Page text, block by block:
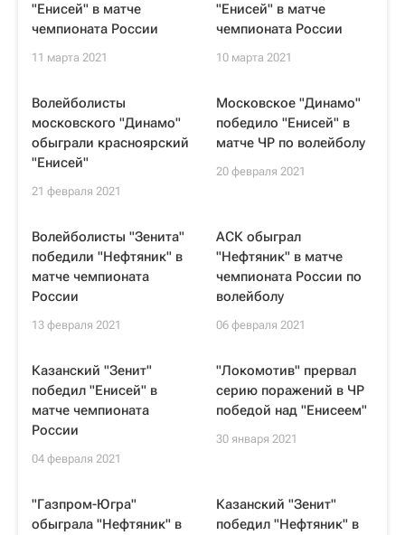
"Енисей" в матче
чемпионата России
11 марта 2021
"Енисей" в матче
чемпионата России
10 марта 2021
Волейболисты
московского "Динамо"
обыграли красноярский
"Енисей"
21 февраля 2021
Московское "Динамо"
победило "Енисей" в
матче ЧР по волейболу
20 февраля 2021
Волейболисты "Зенита"
победили "Нефтяник" в
матче чемпионата
России
13 февраля 2021
АСК обыграл
"Нефтяник" в матче
чемпионата России по
волейболу
06 февраля 2021
Казанский "Зенит"
победил "Енисей" в
матче чемпионата
России
04 февраля 2021
"Локомотив" прервал
серию поражений в ЧР
победой над "Енисеем"
30 января 2021
"Газпром-Югра"
обыграла "Нефтяник" в
Казанский "Зенит"
победил "Нефтяник" в